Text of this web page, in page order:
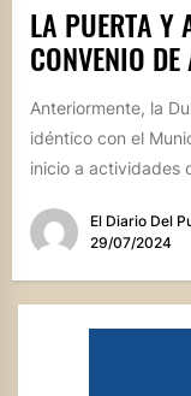
LA PUERTA Y
CONVENIO
Anteriormente, la
idéntico con el
inicio a actividades
El Diario Del
29/07/2024